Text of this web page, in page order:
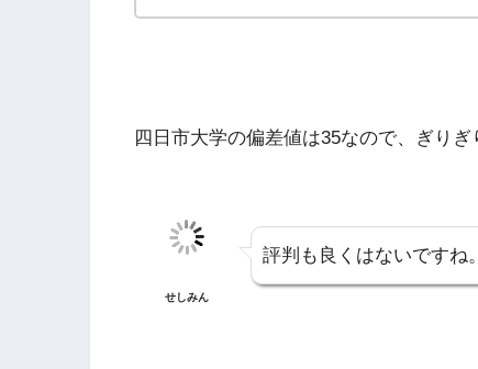
四日市大学の偏差値は35なので、ぎりぎ
せしみん
評判も良くはないですね。